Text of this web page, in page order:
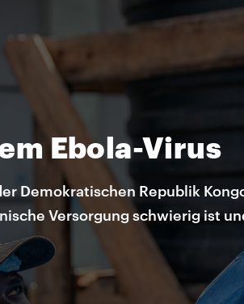
Ebola-Virus
Demokratischen Republik
Versorgung schwierig ist